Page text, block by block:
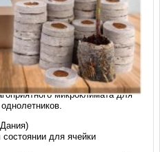
Jiffy-7 PLA, 24 мм
в сеточке Jiffy 7, d=24 мм
микроклимата для
для ячейки